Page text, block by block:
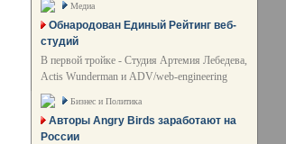
Медиа
Обнародован Единый Рейтинг веб-
студий
В первой тройке - Студия Артемия Лебедева,
Actis Wunderman и ADV/web-engineering
Бизнес и Политика
Авторы Angry Birds заработают на
России